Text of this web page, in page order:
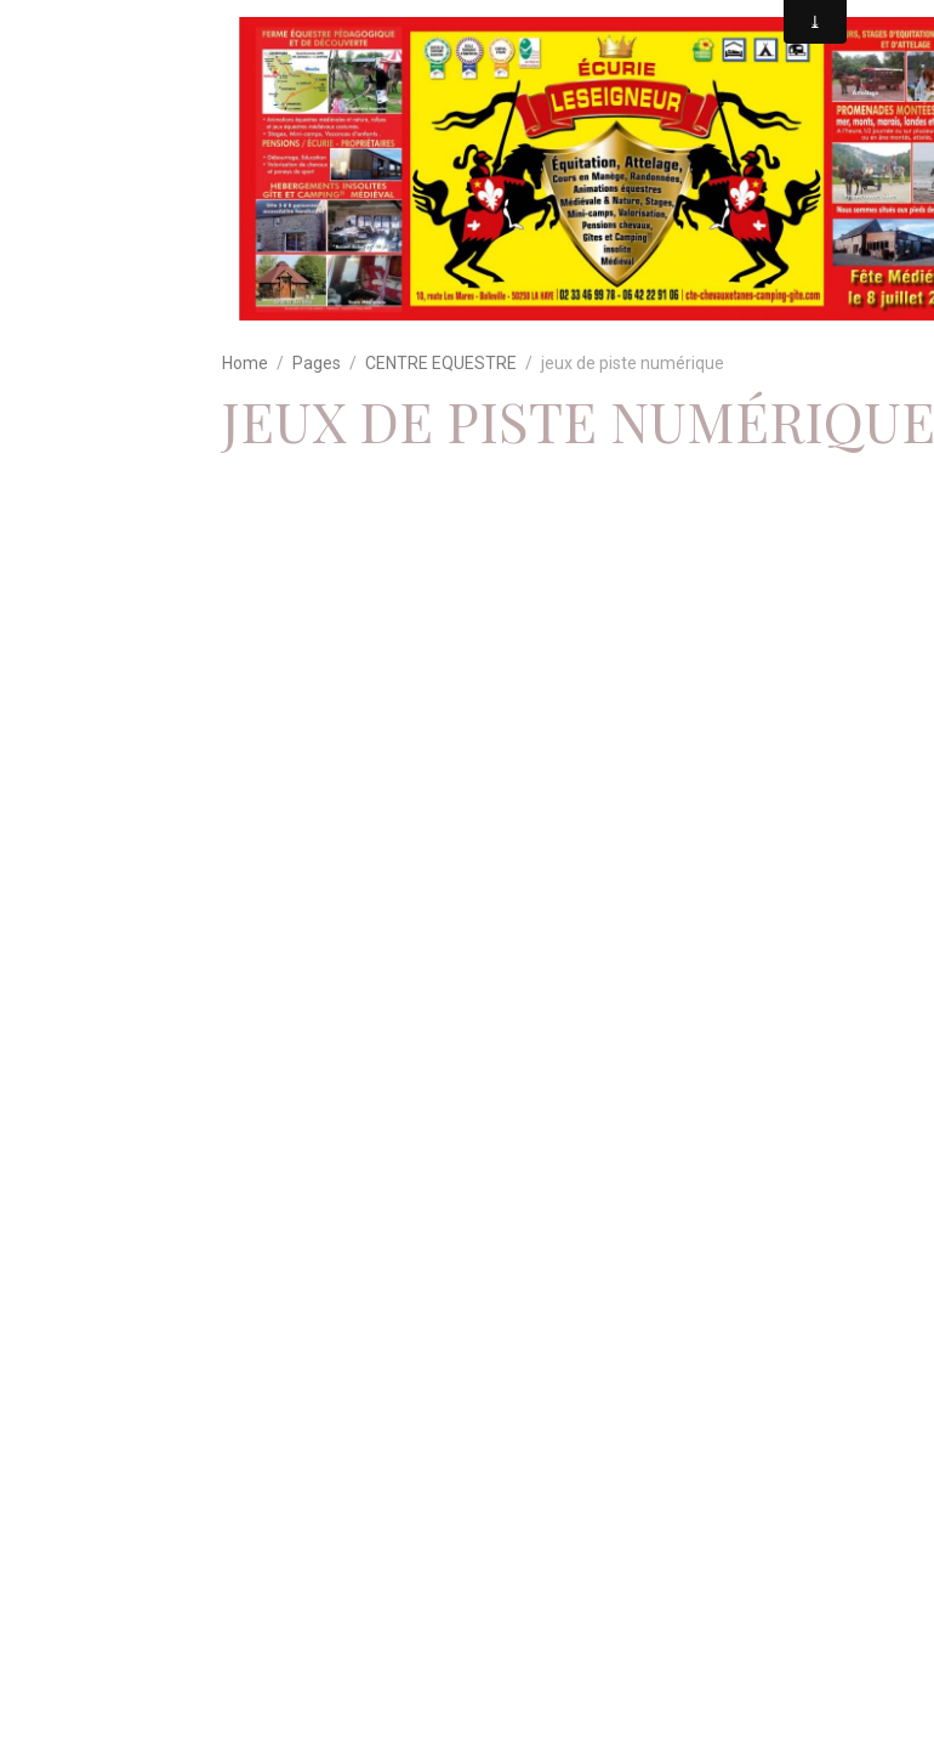
Home Pages CENTRE EQUESTRE jeux de piste numérique
JEUX DE PISTE NUMÉRIQUE